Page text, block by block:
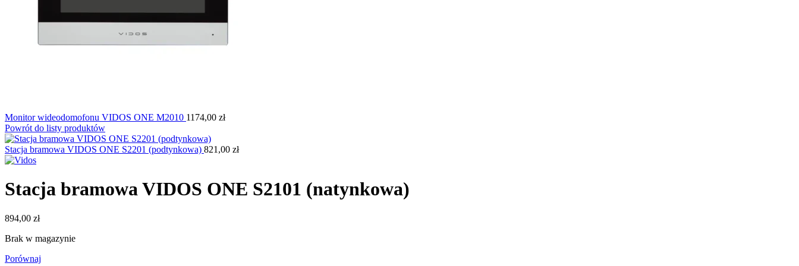
Monitor wideodomofonu VIDOS ONE M2010 1174,00 zł
Powrót do listy produktów
Stacja bramowa VIDOS ONE S2201 (podtynkowa) 821,00 zł
Stacja bramowa VIDOS ONE S2101 (natynkowa)
894,00 zł
Brak w magazynie
Porównaj